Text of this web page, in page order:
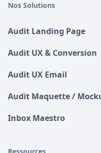
Nos Solutions
Audit Landing Page
Audit UX & Conversion
Audit UX Email
Audit Maquette /
Inbox Maestro